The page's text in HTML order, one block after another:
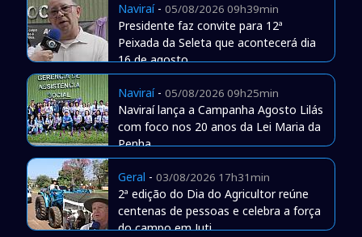
Naviraí- 05/08/2026 09h39min
Presidente faz convite para 12ª
Peixada da Seleta que acontecerá dia
16 de agosto
Naviraí- 05/08/2026 09h25min
Naviraí lança a Campanha Agosto Lilás
com foco nos 20 anos da Lei Maria da
Penha
Geral - 03/08/2026 17h31min
2ª edição do Dia do Agricultor reúne
centenas de pessoas e celebra a força
do campo em Juti